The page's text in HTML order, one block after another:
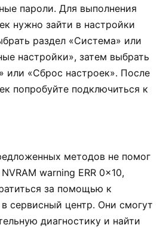
пароли. Для выполнения
нужно зайти в настройки
раздел «Система» или
настройки», затем выбрать
или «Сброс настроек». После
попробуйте подключиться к
методов не помог
warning ERR 0x10,
за помощью к
сервисный центр. Они смогут
диагностику и найти